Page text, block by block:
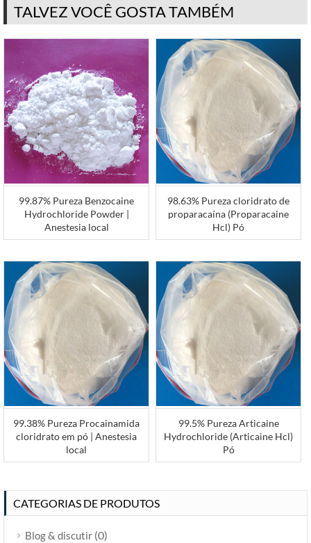
TALVEZ VOCÊ GOSTA TAMBÉM
99.87% Pureza Benzocaine
Hydrochloride Powder |
Anestesia local
98.63% Pureza cloridrato de
proparacaína (Proparacaine
Hcl) Pó
99.38% Pureza Procainamida
cloridrato em pó | Anestesia
local
99.5% Pureza Articaine
Hydrochloride (Articaine Hcl)
Pó
CATEGORIAS DE PRODUTOS
Blog & discutir (0)